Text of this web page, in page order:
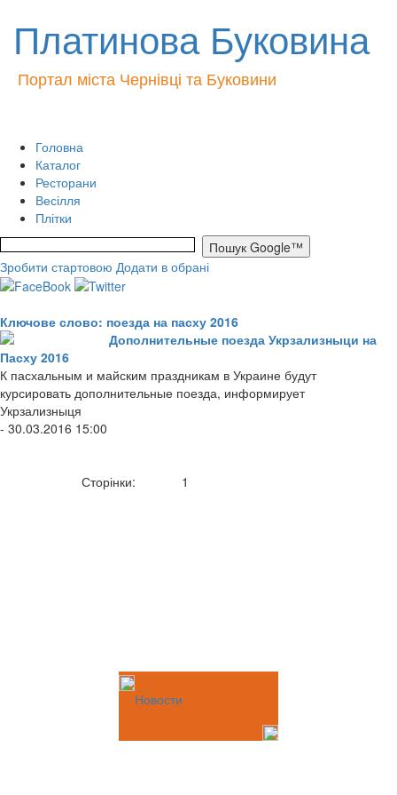
Платинова Буковина
Портал міста Чернівці та Буковини
Головна
Каталог
Ресторани
Весілля
Плітки
Зробити стартовою Додати в обрані
Ключове слово: поезда на пасху 2016
Дополнительные поезда Укрзализныци на
Пасху 2016
К пасхальным и майским праздникам в Украине будут
курсировать дополнительные поезда, информирует
Укрзализныця
- 30.03.2016 15:00
Сторінки: 1
Новости